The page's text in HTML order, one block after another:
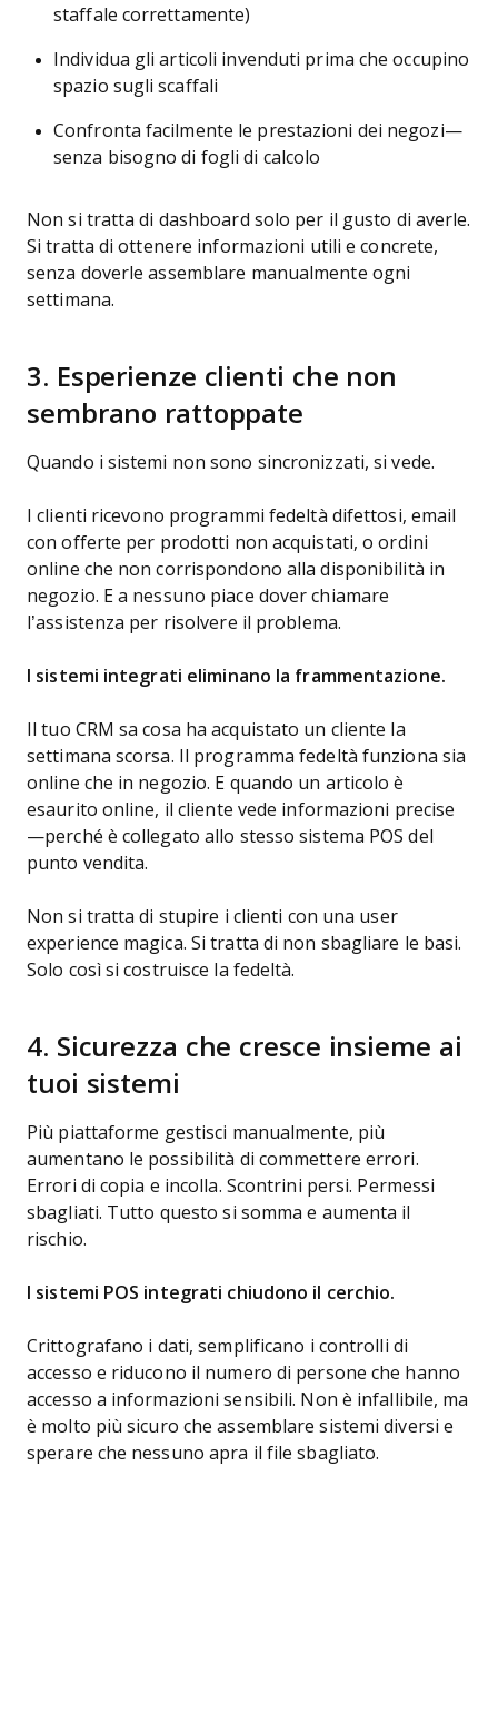
staffale correttamente)
Individua gli articoli invenduti prima che occupino
spazio sugli scaffali
Confronta facilmente le prestazioni dei negozi—
senza bisogno di fogli di calcolo
Non si tratta di dashboard solo per il gusto di averle.
Si tratta di ottenere informazioni utili e concrete,
senza doverle assemblare manualmente ogni
settimana.
3. Esperienze clienti che non
sembrano rattoppate
Quando i sistemi non sono sincronizzati, si vede.
I clienti ricevono programmi fedeltà difettosi, email
con offerte per prodotti non acquistati, o ordini
online che non corrispondono alla disponibilità in
negozio. E a nessuno piace dover chiamare
l’assistenza per risolvere il problema.
I sistemi integrati eliminano la frammentazione.
Il tuo CRM sa cosa ha acquistato un cliente la
settimana scorsa. Il programma fedeltà funziona sia
online che in negozio. E quando un articolo è
esaurito online, il cliente vede informazioni precise
—perché è collegato allo stesso sistema POS del
punto vendita.
Non si tratta di stupire i clienti con una user
experience magica. Si tratta di non sbagliare le basi.
Solo così si costruisce la fedeltà.
4. Sicurezza che cresce insieme ai
tuoi sistemi
Più piattaforme gestisci manualmente, più
aumentano le possibilità di commettere errori.
Errori di copia e incolla. Scontrini persi. Permessi
sbagliati. Tutto questo si somma e aumenta il
rischio.
I sistemi POS integrati chiudono il cerchio.
Crittografano i dati, semplificano i controlli di
accesso e riducono il numero di persone che hanno
accesso a informazioni sensibili. Non è infallibile, ma
è molto più sicuro che assemblare sistemi diversi e
sperare che nessuno apra il file sbagliato.